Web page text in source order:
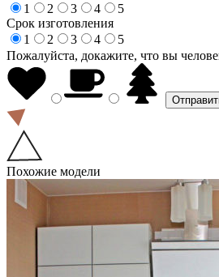
1
2 3 4
5
Срок изготовления
1
2 3 4
5
Пожалуйста, докажите, что вы
Похожие модели